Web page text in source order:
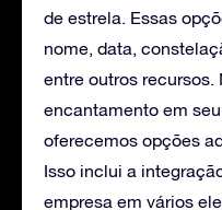
de estrela. Essas
nome, data,
entre outros recursos.
encantamento em
oferecemos opções
Isso inclui a
empresa em vários